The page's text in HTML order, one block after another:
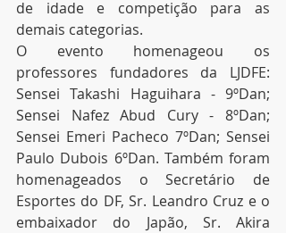
de idade e competição para as
demais categorias.
O evento homenageou os
professores fundadores da LJDFE:
Sensei Takashi Haguihara - 9ºDan;
Sensei Nafez Abud Cury - 8ºDan;
Sensei Emeri Pacheco 7ºDan; Sensei
Paulo Dubois 6ºDan. Também foram
homenageados o Secretário de
Esportes do DF, Sr. Leandro Cruz e o
embaixador do Japão, Sr. Akira